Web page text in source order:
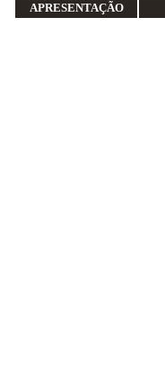
APRESENTAÇÃO